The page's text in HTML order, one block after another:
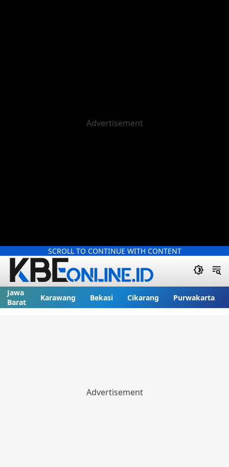
SCROLL TO CONTINUE WITH CONTENT
Jawa
Barat
Karawang Bekasi Cikarang Purwakarta